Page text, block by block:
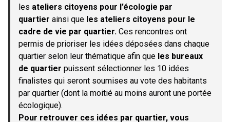
les ateliers citoyens pour l’écologie par
quartier ainsi que les ateliers citoyens pour le
cadre de vie par quartier. Ces rencontres ont
permis de prioriser les idées déposées dans chaque
quartier selon leur thématique afin que les bureaux
de quartier puissent sélectionner les 10 idées
finalistes qui seront soumises au vote des habitants
par quartier (dont la moitié au moins auront une portée
écologique).
Pour retrouver ces idées par quartier, vous